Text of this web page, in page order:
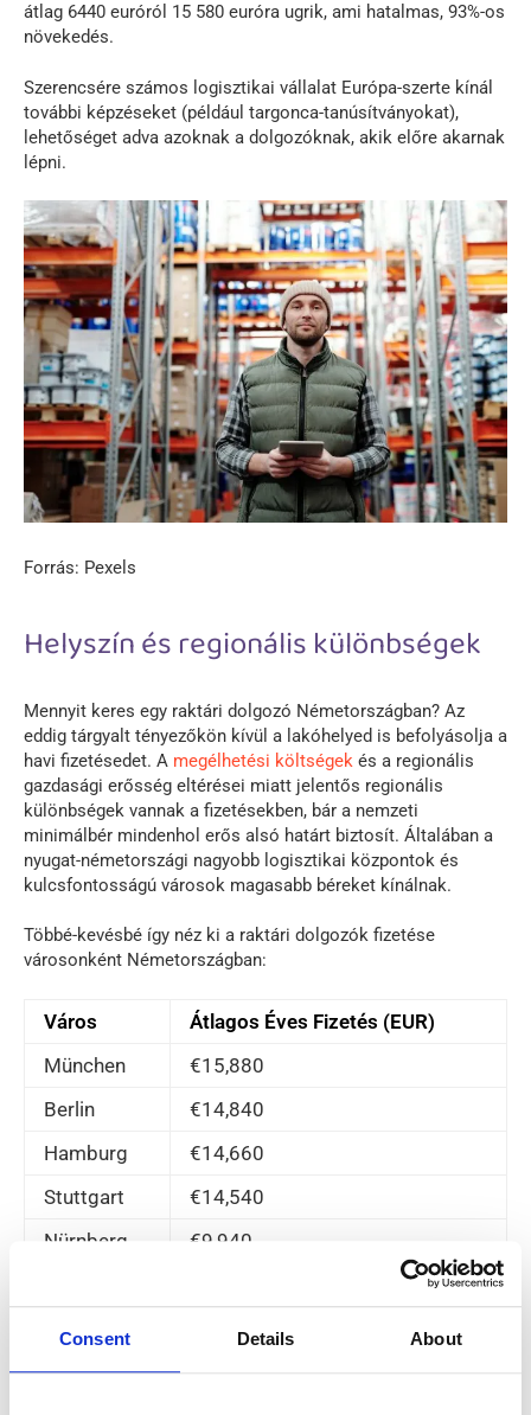
Consent Details About
átlag 6440 euróról 15 580 euróra ugrik, ami hatalmas, 93%-os
növekedés.
Szerencsére számos logisztikai vállalat Európa-szerte kínál
további képzéseket (például targonca-tanúsítványokat),
lehetőséget adva azoknak a dolgozóknak, akik előre akarnak
lépni.
Forrás: Pexels
Helyszín és regionális különbségek
Mennyit keres egy raktári dolgozó Németországban? Az
eddig tárgyalt tényezőkön kívül a lakóhelyed is befolyásolja a
havi fizetésedet. A megélhetési költségek és a regionális
gazdasági erősség eltérései miatt jelentős regionális
különbségek vannak a fizetésekben, bár a nemzeti
minimálbér mindenhol erős alsó határt biztosít. Általában a
nyugat-németországi nagyobb logisztikai központok és
kulcsfontosságú városok magasabb béreket kínálnak.
Többé-kevésbé így néz ki a raktári dolgozók fizetése
városonként Németországban:
Város
Átlagos Éves Fizetés (EUR)
München
€15,880
Berlin
€14,840
Hamburg
€14,660
Stuttgart
€14,540
Nürnberg
€9,940
További fizetés és juttatások
Németországban raktári dolgozóként dolgozni azt jelenti,